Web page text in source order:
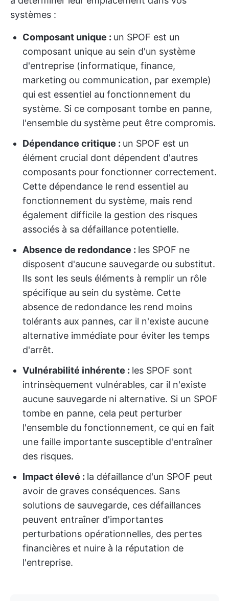
systèmes :
Composant unique : un SPOF est un
composant unique au sein d'un système
d'entreprise (informatique, finance,
marketing ou communication, par exemple)
qui est essentiel au fonctionnement du
système. Si ce composant tombe en panne,
l'ensemble du système peut être compromis.
Dépendance critique : un SPOF est un
élément crucial dont dépendent d'autres
composants pour fonctionner correctement.
Cette dépendance le rend essentiel au
fonctionnement du système, mais rend
également difficile la gestion des risques
associés à sa défaillance potentielle.
Absence de redondance : les SPOF ne
disposent d'aucune sauvegarde ou substitut.
Ils sont les seuls éléments à remplir un rôle
spécifique au sein du système. Cette
absence de redondance les rend moins
tolérants aux pannes, car il n'existe aucune
alternative immédiate pour éviter les temps
d'arrêt.
Vulnérabilité inhérente : les SPOF sont
intrinsèquement vulnérables, car il n'existe
aucune sauvegarde ni alternative. Si un SPOF
tombe en panne, cela peut perturber
l'ensemble du fonctionnement, ce qui en fait
une faille importante susceptible d'entraîner
des risques.
Impact élevé : la défaillance d'un SPOF peut
avoir de graves conséquences. Sans
solutions de sauvegarde, ces défaillances
peuvent entraîner d'importantes
perturbations opérationnelles, des pertes
financières et nuire à la réputation de
l'entreprise.